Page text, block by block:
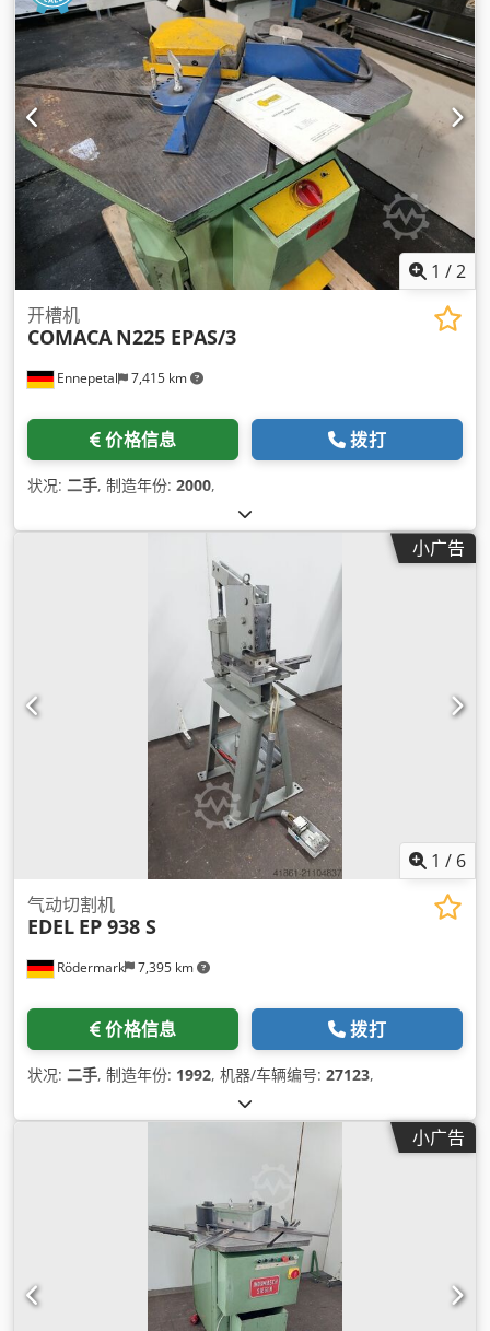
1 /2
Ennepetal 7,415 km
开槽机
COMACA N225 EPAS/3
价格信息 拨打
状况: 二手, 制造年份: 2000,
小广告
1 / 6
Rödermark 7,395 km
气动切割机
EDEL EP 938 S
价格信息 拨打
状况: 二手, 制造年份: 1992, 机器/车辆编号: 27123,
小广告